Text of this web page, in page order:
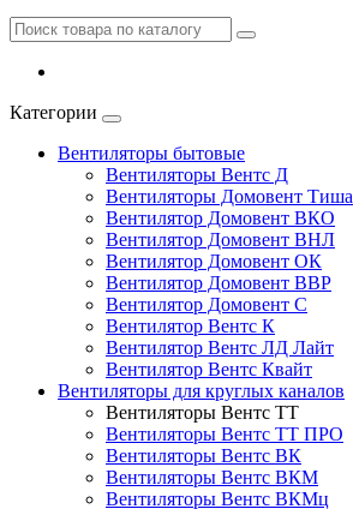
Категории
Вентиляторы бытовые
Вентиляторы Вентс Д
Вентиляторы Домовент Тиша
Вентилятор Домовент ВКО
Вентилятор Домовент ВНЛ
Вентилятор Домовент ОК
Вентилятор Домовент ВВР
Вентилятор Домовент С
Вентилятор Вентс К
Вентилятор Вентс ЛД Лайт
Вентилятор Вентс Квайт
Вентиляторы для круглых каналов
Вентиляторы Вентс ТТ
Вентиляторы Вентс ТТ ПРО
Вентиляторы Вентс ВК
Вентиляторы Вентс ВКМ
Вентиляторы Вентс ВКМц